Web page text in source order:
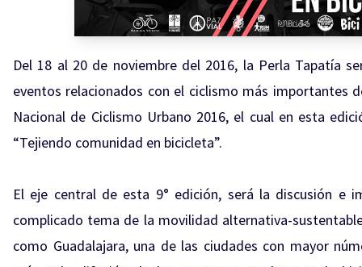
Del 18 al 20 de noviembre del 2016, la Perla Tapatía
eventos relacionados con el ciclismo más importantes
Nacional de Ciclismo Urbano 2016, el cual en esta
“Tejiendo comunidad en bicicleta”.
El eje central de esta 9° edición, será la discusión e
complicado tema de la movilidad alternativa-
como Guadalajara, una de las ciudades con mayor